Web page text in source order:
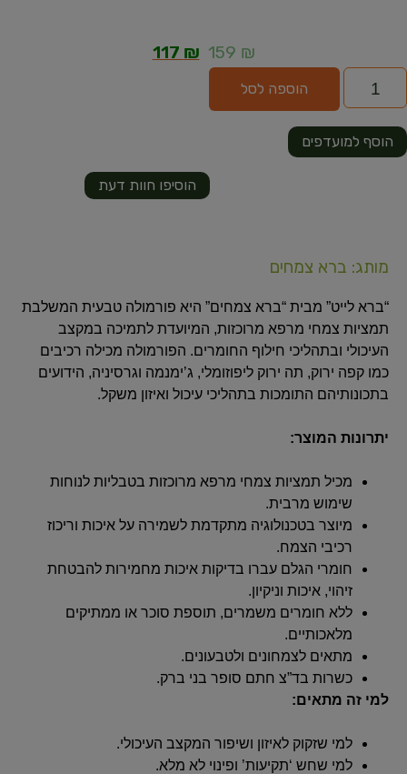
159 ₪
117 ₪
הוספה לסל
הוסיפו חוות דעת
הוסף למועדפים
מותג: ברא צמחים
“ברא לייט” מבית “ברא צמחים” היא פורמולה טבעית המשלבת
תמציות צמחי מרפא מרוכזות, המיועדת לתמיכה במקצב
העיכולי ובתהליכי חילוף החומרים. הפורמולה מכילה רכיבים
כמו קפה ירוק, תה ירוק ליפוזומלי, ג’ימנמה וגרסיניה, הידועים
בתכונותיהם התומכות בתהליכי עיכול ואיזון משקל.
יתרונות המוצר:
מכיל תמציות צמחי מרפא מרוכזות בטבליות לנוחות
שימוש מרבית.
מיוצר בטכנולוגיה מתקדמת לשמירה על איכות וריכוז
רכיבי הצמח.
חומרי הגלם עברו בדיקות איכות מחמירות להבטחת
זיהוי, איכות וניקיון.
ללא חומרים משמרים, תוספת סוכר או ממתיקים
מלאכותיים.
מתאים לצמחונים ולטבעונים.
כשרות בד”צ חתם סופר בני ברק.
למי זה מתאים:
למי שזקוק לאיזון ושיפור המקצב העיכולי.
למי שחש ‘תקיעות’ ופינוי לא מלא.